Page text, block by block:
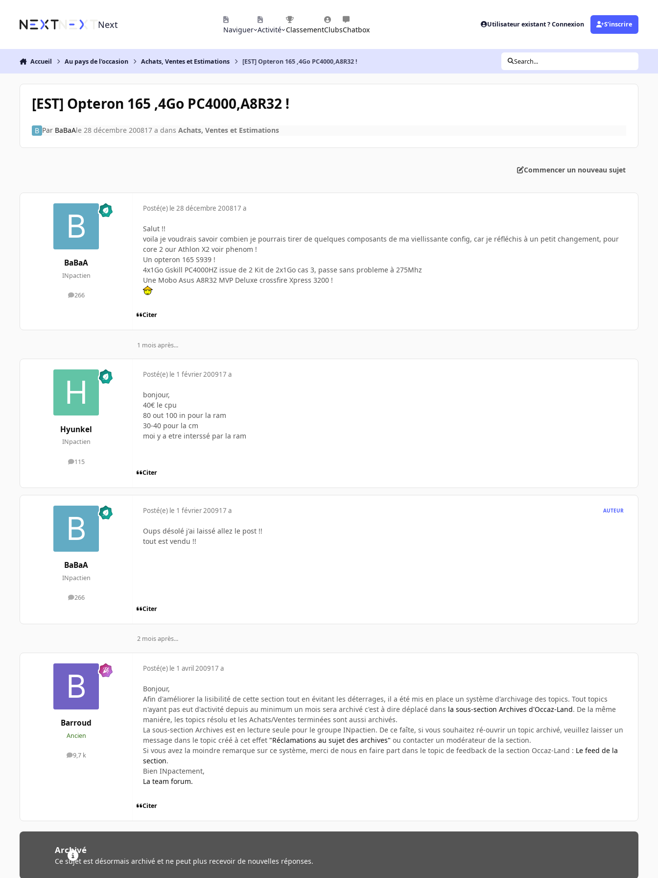
Next Naviguer Activité ClassementClubsChatbox
Utilisateur existant ? Connexion S’inscrire
Accueil Au pays de l'occasion Achats, Ventes et Estimations [EST] Opteron 165 ,4Go PC4000,A8R32 ! Search...
[EST] Opteron 165 ,4Go PC4000,A8R32 !
Par BaBaAle 28 décembre 200817 a dans Achats, Ventes et Estimations
Commencer un nouveau sujet
BaBaA
INpactien
266
messages
Posté(e) le 28 décembre 200817 a
Salut !!
voila je voudrais savoir combien je pourrais tirer de quelques composants de ma viellissante config, car je réfléchis à un petit changement, pour
core 2 our Athlon X2 voir phenom !
Un opteron 165 S939 !
4x1Go Gskill PC4000HZ issue de 2 Kit de 2x1Go cas 3, passe sans probleme à 275Mhz
Une Mobo Asus A8R32 MVP Deluxe crossfire Xpress 3200 !
Citer
1 mois après...
Hyunkel
INpactien
115
messages
Posté(e) le 1 février 200917 a
bonjour,
40€ le cpu
80 out 100 in pour la ram
30-40 pour la cm
moi y a etre interssé par la ram
Citer
BaBaA
INpactien
266
messages
Posté(e) le 1 février 200917 a AUTEUR
Oups désolé j'ai laissé allez le post !!
tout est vendu !!
Citer
2 mois après...
Barroud
Ancien
9,7 k
messages
Posté(e) le 1 avril 200917 a
Bonjour,
Afin d'améliorer la lisibilité de cette section tout en évitant les déterrages, il a été mis en place un système d'archivage des topics. Tout topics
n'ayant pas eut d'activité depuis au minimum un mois sera archivé c'est à dire déplacé dans la sous-section Archives d'Occaz-Land. De la même
maniére, les topics résolu et les Achats/Ventes terminées sont aussi archivés.
La sous-section Archives est en lecture seule pour le groupe INpactien. De ce faîte, si vous souhaitez ré-ouvrir un topic archivé, veuillez laisser un
message dans le topic créé à cet effet "Réclamations au sujet des archives" ou contacter un modérateur de la section.
Si vous avez la moindre remarque sur ce système, merci de nous en faire part dans le topic de feedback de la section Occaz-Land : Le feed de la
section.
Bien INpactement,
La team forum.
Citer
Archivé
Ce sujet est désormais archivé et ne peut plus recevoir de nouvelles réponses.